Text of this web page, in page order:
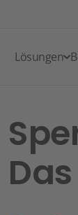
Lösungen